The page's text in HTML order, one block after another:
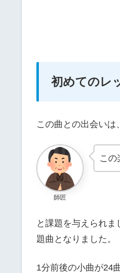
初めてのレ
この曲との出会いは
師匠
この
と課題を与えられ
題曲となりました。
1分前後の小曲が24